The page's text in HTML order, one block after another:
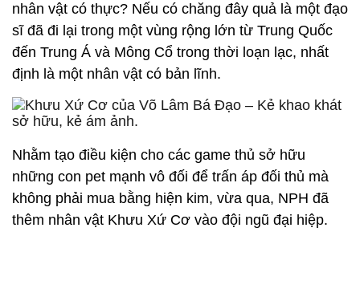
nhân vật có thực? Nếu có chăng đây quả là một đạo
sĩ đã đi lại trong một vùng rộng lớn từ Trung Quốc
đến Trung Á và Mông Cổ trong thời loạn lạc, nhất
định là một nhân vật có bản lĩnh.​
Nhằm tạo điều kiện cho các game thủ sở hữu
những con pet mạnh vô đối để trấn áp đối thủ mà
không phải mua bằng hiện kim, vừa qua, NPH đã
thêm nhân vật Khưu Xứ Cơ vào đội ngũ đại hiệp.